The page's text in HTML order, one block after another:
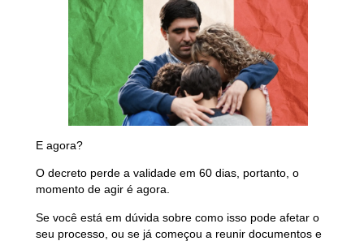
E agora?
O decreto perde a validade em 60 dias, portanto, o
momento de agir é agora.
Se você está em dúvida sobre como isso pode afetar o
seu processo, ou se já começou a reunir documentos e